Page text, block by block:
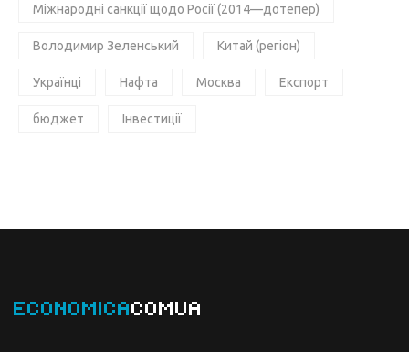
Міжнародні санкції щодо Росії (2014—дотепер)
Володимир Зеленський Китай (регіон)
Українці Нафта Москва Експорт
бюджет Інвестиції
ECONOMICACOMUA